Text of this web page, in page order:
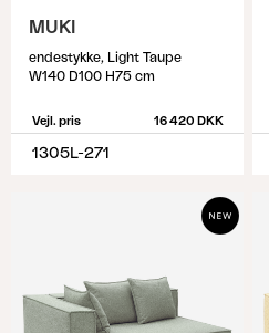
MUKI
endestykke, Light Taupe
W140 D100 H75 cm
Vejl. pris 16 420 DKK
1305L-271